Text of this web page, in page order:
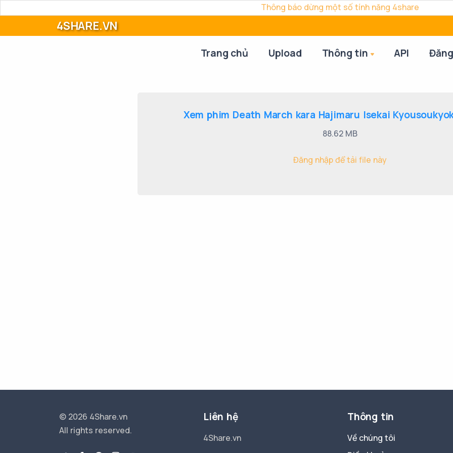
Thông báo dừng một số tính năng 4share
4SHARE.VN
Trang chủ Upload Thông tin API
Xem phim Death March kara Hajimaru Isekai
88.62 MB
Đăng nhập để tải file này
© 2026 4Share.vn
All rights reserved.
Liên hệ
4Share.vn
Thông tin
Về chúng tôi